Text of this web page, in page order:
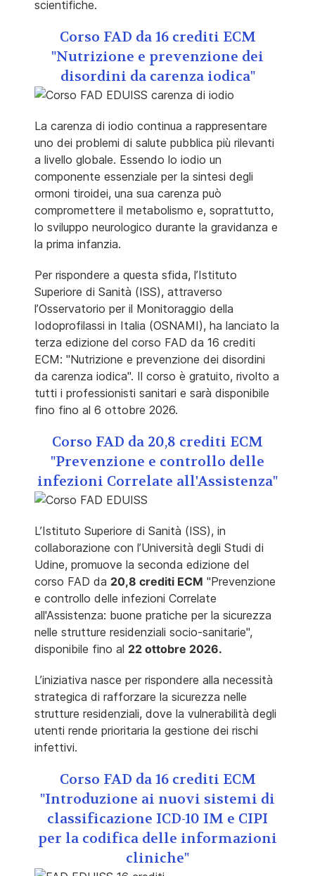
scientifiche.
Corso FAD da 16 crediti ECM
"Nutrizione e prevenzione dei
disordini da carenza iodica"
La carenza di iodio continua a rappresentare
uno dei problemi di salute pubblica più rilevanti
a livello globale. Essendo lo iodio un
componente essenziale per la sintesi degli
ormoni tiroidei, una sua carenza può
compromettere il metabolismo e, soprattutto,
lo sviluppo neurologico durante la gravidanza e
la prima infanzia.
Per rispondere a questa sfida, l’Istituto
Superiore di Sanità (ISS), attraverso
l’Osservatorio per il Monitoraggio della
Iodoprofilassi in Italia (OSNAMI), ha lanciato la
terza edizione del corso FAD da 16 crediti
ECM: "Nutrizione e prevenzione dei disordini
da carenza iodica". Il corso è gratuito, rivolto a
tutti i professionisti sanitari e sarà disponibile
fino fino al 6 ottobre 2026.
Corso FAD da 20,8 crediti ECM
"Prevenzione e controllo delle
infezioni Correlate all'Assistenza"
L’Istituto Superiore di Sanità (ISS), in
collaborazione con l’Università degli Studi di
Udine, promuove la seconda edizione del
corso FAD da 20,8 crediti ECM "Prevenzione
e controllo delle infezioni Correlate
all'Assistenza: buone pratiche per la sicurezza
nelle strutture residenziali socio-sanitarie",
disponibile fino al 22 ottobre 2026.
L’iniziativa nasce per rispondere alla necessità
strategica di rafforzare la sicurezza nelle
strutture residenziali, dove la vulnerabilità degli
utenti rende prioritaria la gestione dei rischi
infettivi.
Corso FAD da 16 crediti ECM
"Introduzione ai nuovi sistemi di
classificazione ICD-10 IM e CIPI
per la codifica delle informazioni
cliniche"